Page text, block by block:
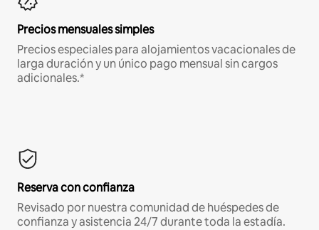
Precios mensuales simples
Precios especiales para alojamientos vacacionales de
larga duración y un único pago mensual sin cargos
adicionales.*
Reserva con confianza
Revisado por nuestra comunidad de huéspedes de
confianza y asistencia 24/7 durante toda la estadía.